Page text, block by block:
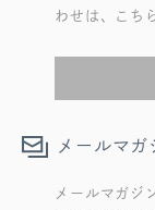
わせは、こち
メールマガ
メールマガジ